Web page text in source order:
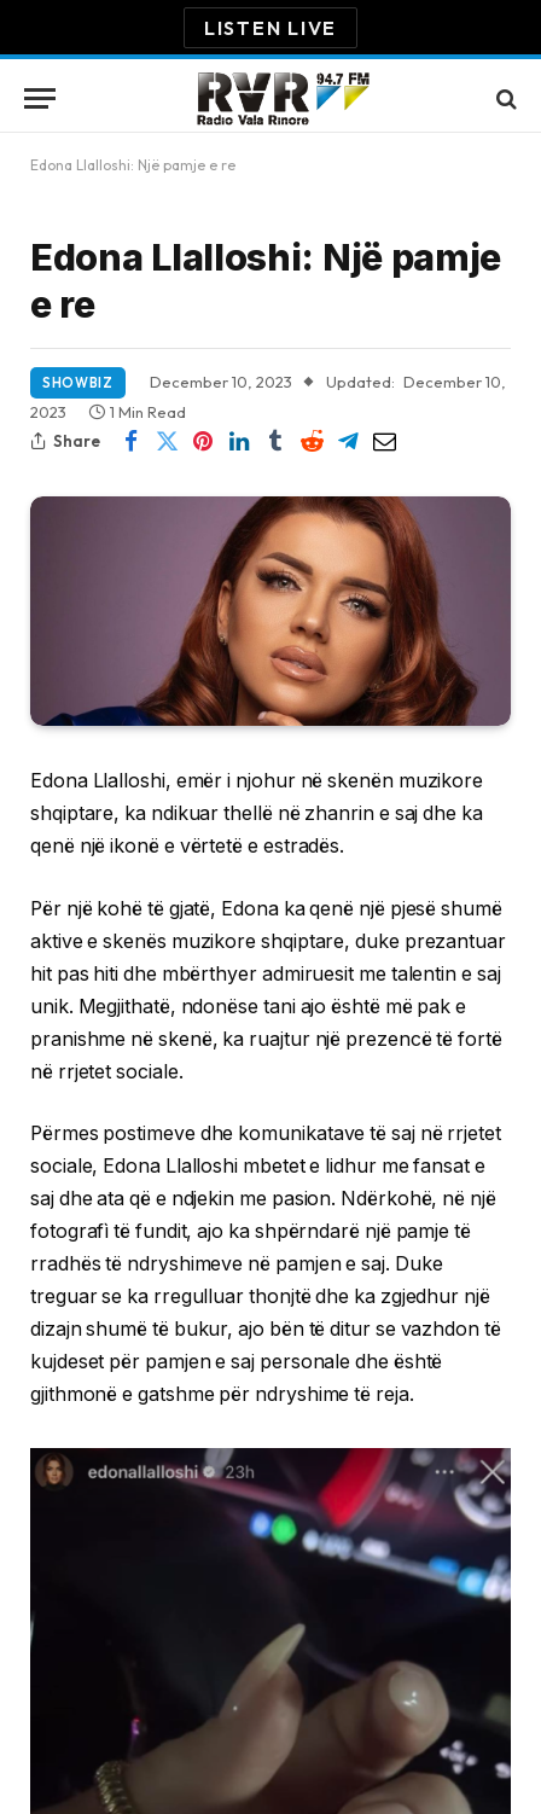
LISTEN LIVE
Edona Llalloshi: Një pamje e re
Edona Llalloshi: Një pamje
e re
SHOWBIZ December 10, 2023 Updated: December 10,
2023
1 Min Read
Share
Edona Llalloshi, emër i njohur në skenën muzikore
shqiptare, ka ndikuar thellë në zhanrin e saj dhe ka
qenë një ikonë e vërtetë e estradës.
Për një kohë të gjatë, Edona ka qenë një pjesë shumë
aktive e skenës muzikore shqiptare, duke prezantuar
hit pas hiti dhe mbërthyer admiruesit me talentin e saj
unik. Megjithatë, ndonëse tani ajo është më pak e
pranishme në skenë, ka ruajtur një prezencë të fortë
në rrjetet sociale.
Përmes postimeve dhe komunikatave të saj në rrjetet
sociale, Edona Llalloshi mbetet e lidhur me fansat e
saj dhe ata që e ndjekin me pasion. Ndërkohë, në një
fotografì të fundit, ajo ka shpërndarë një pamje të
rradhës të ndryshimeve në pamjen e saj. Duke
treguar se ka rregulluar thonjtë dhe ka zgjedhur një
dizajn shumë të bukur, ajo bën të ditur se vazhdon të
kujdeset për pamjen e saj personale dhe është
gjithmonë e gatshme për ndryshime të reja.